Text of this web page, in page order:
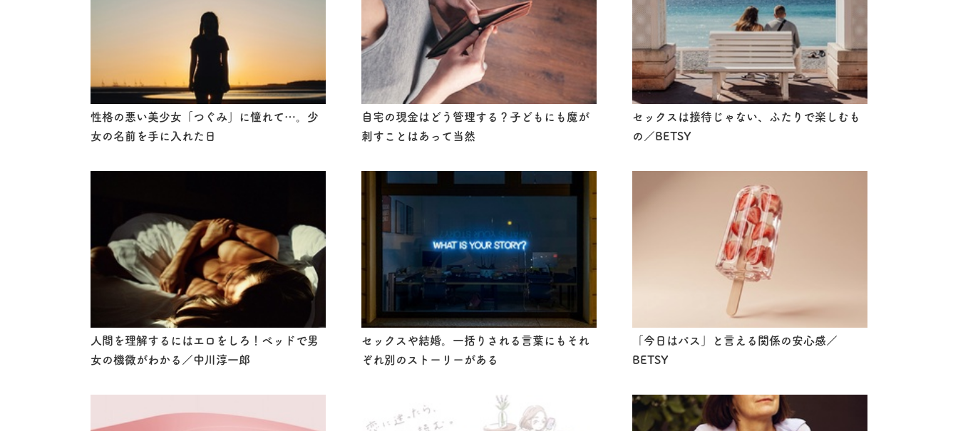
性格の悪い美少女「つぐみ」に憧れて…。少
女の名前を手に入れた日
自宅の現金はどう管理する？子どもにも魔が
刺すことはあって当然
セックスは接待じゃない、ふたりで楽しむも
の／BETSY
人間を理解するにはエロをしろ！ベッドで男
女の機微がわかる／中川淳一郎
セックスや結婚。一括りされる言葉にもそれ
ぞれ別のストーリーがある
「今日はパス」と言える関係の安心感／
BETSY